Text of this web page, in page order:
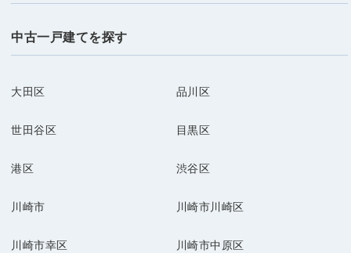
中古一戸建てを探す
大田区 品川区
世田谷区 目黒区
港区 渋谷区
川崎市 川崎市川崎区
川崎市幸区 川崎市中原区